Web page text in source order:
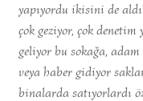
yapıyordu ikisini de
çok geziyor, çok
geliyor bu sokağa,
veya haber gidiyor
binalarda satıyorlardı